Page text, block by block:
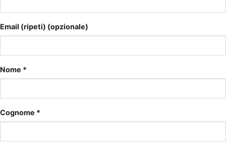
Email (ripeti) (opzionale)
Nome *
Cognome *